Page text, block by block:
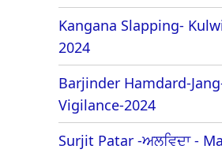
Kangana Slapping-
2024
Barjinder Hamdard-
Vigilance-2024
Surjit Patar -ਅਲਵਿਦਾ -